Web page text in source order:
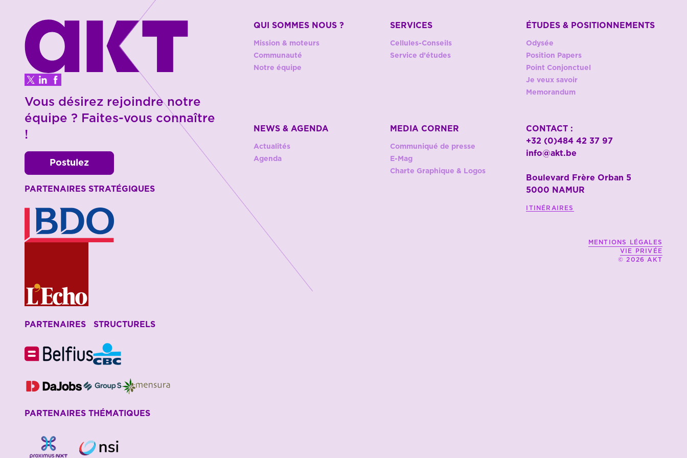
Vous désirez rejoindre notre
équipe ? Faites-vous connaître
!
Postulez
PARTENAIRES STRATÉGIQUES
PARTENAIRES STRUCTURELS
PARTENAIRES THÉMATIQUES
QUI SOMMES NOUS ?
Mission & moteurs
Communauté
Notre équipe
SERVICES
Cellules-Conseils
Service d’études
ÉTUDES & POSITIONNEMENTS
Odysée
Position Papers
Point Conjonctuel
Je veux savoir
Memorandum
NEWS & AGENDA
Actualités
Agenda
MEDIA CORNER
Communiqué de presse
E-Mag
Charte Graphique & Logos
CONTACT :
+32 (0)484 42 37 97
info@akt.be
Boulevard Frère Orban 5
5000 NAMUR
ITINÉRAIRES
MENTIONS LÉGALES
VIE PRIVÉE
© 2026 AKT